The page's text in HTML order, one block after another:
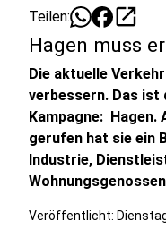
Teilen: open_in_new
Hagen muss
Die aktuelle
verbessern. Das ist
Kampagne: Hagen.
gerufen hat sie ein
Industrie,
Veröffentlicht: